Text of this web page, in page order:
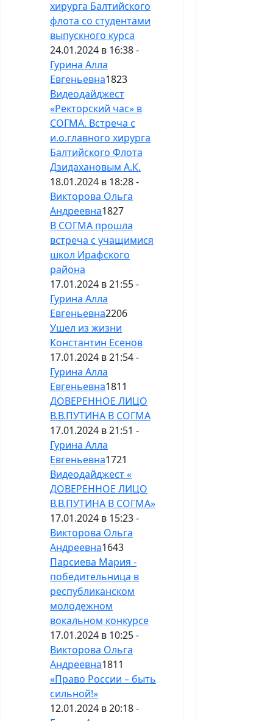
хирурга Балтийского
флота со студентами
выпускного курса
24.01.2024 в 16:38 -
Гурина Алла
Евгеньевна1823
Видеодайджест
«Ректорский час» в
СОГМА. Встреча с
и.о.главного хирурга
Балтийского Флота
Дзидахановым А.К.
18.01.2024 в 18:28 -
Викторова Ольга
Андреевна1827
В СОГМА прошла
встреча с учащимися
школ Ирафского
района
17.01.2024 в 21:55 -
Гурина Алла
Евгеньевна2206
Ушел из жизни
Константин Есенов
17.01.2024 в 21:54 -
Гурина Алла
Евгеньевна1811
ДОВЕРЕННОЕ ЛИЦО
В.В.ПУТИНА В СОГМА
17.01.2024 в 21:51 -
Гурина Алла
Евгеньевна1721
Видеодайджест «
ДОВЕРЕННОЕ ЛИЦО
В.В.ПУТИНА В СОГМА»
17.01.2024 в 15:23 -
Викторова Ольга
Андреевна1643
Парсиева Мария -
победительница в
республиканском
молодежном
вокальном конкурсе
17.01.2024 в 10:25 -
Викторова Ольга
Андреевна1811
«Право России – быть
сильной!»
12.01.2024 в 20:18 -